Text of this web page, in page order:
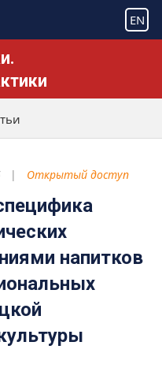
EN
Открытый доступ
напитков